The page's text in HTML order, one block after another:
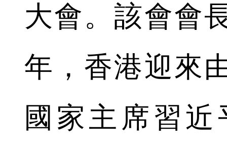
大會。該會會
年，香港迎來
國家主席習